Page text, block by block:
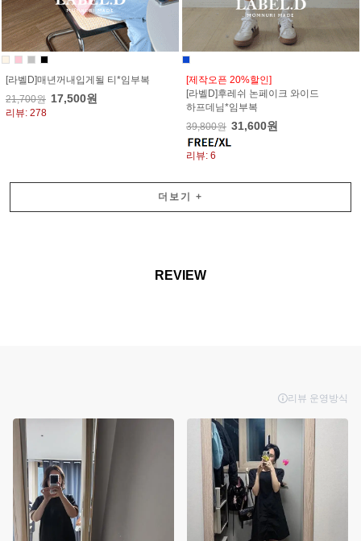
[라벨D]매년꺼내입게될 티*임부복
21,700원 17,500원
리뷰: 278
[제작오픈 20%할인]
[라벨D]후레쉬 논페이크 와이드
하프데님*임부복
39,800원 31,600원
리뷰: 6
더보기 +
REVIEW